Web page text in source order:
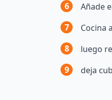
6
Añade
7
Cocina
8
luego
9
deja